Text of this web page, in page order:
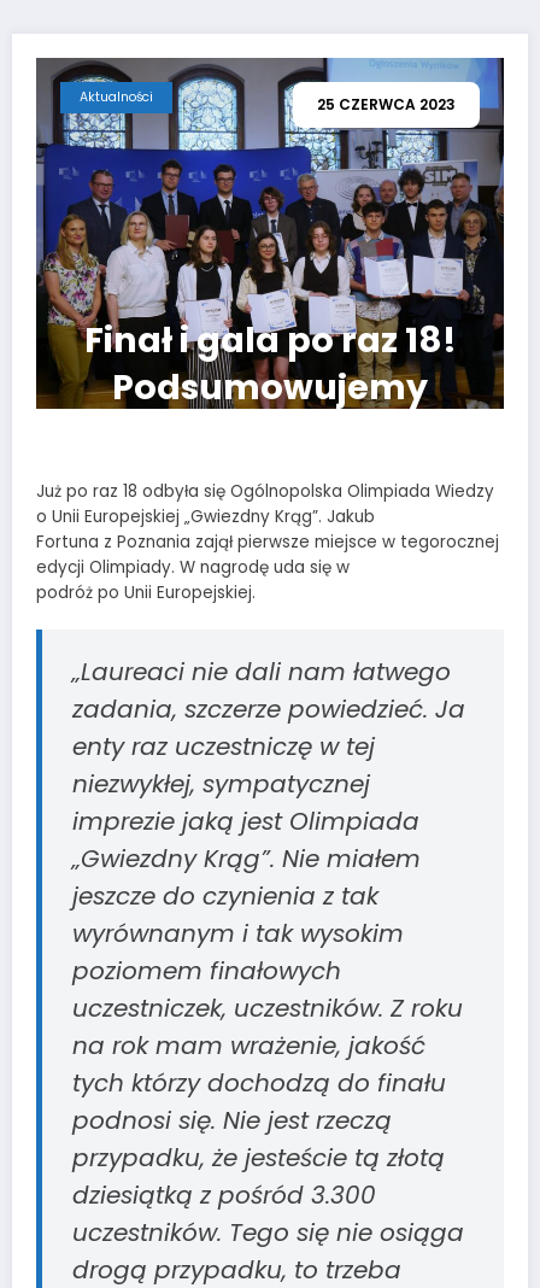
Aktualności 25 CZERWCA 2023
Finał i gala po raz 18!
Podsumowujemy
Już po raz 18 odbyła się Ogólnopolska Olimpiada Wiedzy
o Unii Europejskiej „Gwiezdny Krąg”. Jakub
Fortuna z Poznania zajął pierwsze miejsce w tegorocznej
edycji Olimpiady. W nagrodę uda się w
podróż po Unii Europejskiej.
„Laureaci nie dali nam łatwego
zadania, szczerze powiedzieć. Ja
enty raz uczestniczę w tej
niezwykłej, sympatycznej
imprezie jaką jest Olimpiada
„Gwiezdny Krąg”. Nie miałem
jeszcze do czynienia z tak
wyrównanym i tak wysokim
poziomem finałowych
uczestniczek, uczestników. Z roku
na rok mam wrażenie, jakość
tych którzy dochodzą do finału
podnosi się. Nie jest rzeczą
przypadku, że jesteście tą złotą
dziesiątką z pośród 3.300
uczestników. Tego się nie osiąga
drogą przypadku, to trzeba